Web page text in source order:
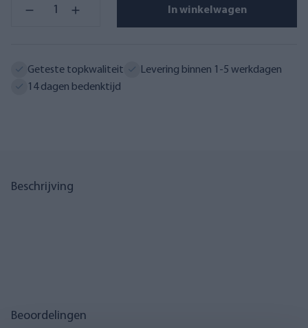
In winkelwagen
Geteste topkwaliteit
Levering binnen 1-5 werkdagen
14 dagen bedenktijd
Beschrijving
Beoordelingen